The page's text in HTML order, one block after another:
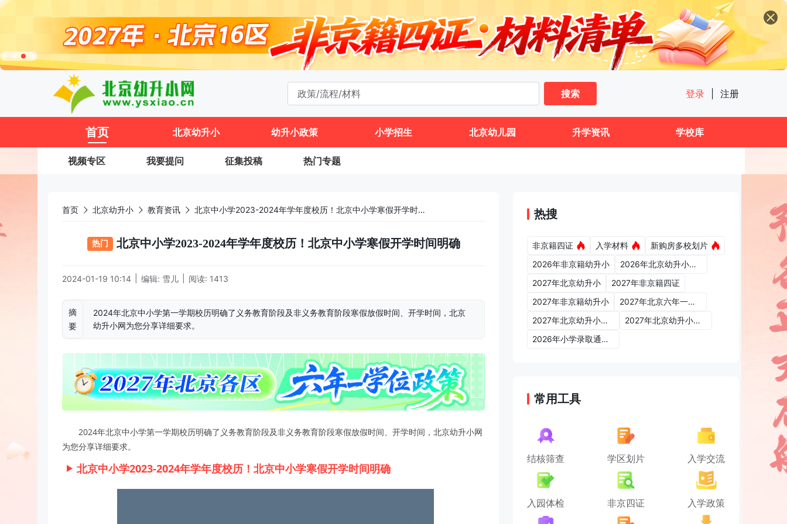
搜索
登录 注册
首页 北京幼升小 幼升小政策 小学招生 北京幼儿园 升学资讯 学校库
视频专区 我要提问 征集投稿 热门专题
首页 北京幼升小 教育资讯 北京中小学2023-2024年学年度校历！北京中小学寒假开学时间明确
热门 北京中小学2023-2024年学年度校历！北京中小学寒假开学时间明确
2024-01-19 10:14 编辑: 雪儿 阅读: 1413
摘
要
2024年北京中小学第一学期校历明确了义务教育阶段及非义务教育阶段寒假放假时间、开学时间，北京
幼升小网为您分享详细要求。
2024年北京中小学第一学期校历明确了义务教育阶段及非义务教育阶段寒假放假时间、开学时间，北京幼升小网
为您分享详细要求。
北京中小学2023-2024年学年度校历！北京中小学寒假开学时间明确
热搜
非京籍四证 入学材料
新购房多校划片
2026年非京籍幼升小
2026年北京幼升小入学政策
2027年北京幼升小
2027年非京籍四证
2027年非京籍幼升小
2027年北京六年一学位政策
2027年北京幼升小六年一学位政策
2027年北京幼升小入学政策
2026年小学录取通知书
常用工具
结核筛查 学区划片 入学交流
入园体检 非京四证 入学政策